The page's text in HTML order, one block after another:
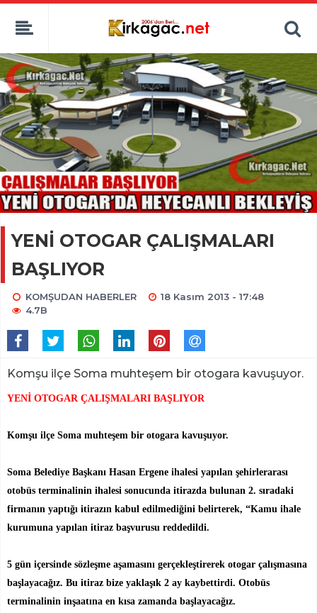
YENİ OTOGAR ÇALIŞMALARI
BAŞLIYOR
KOMŞUDAN HABERLER
18 Kasım 2013 - 17:48
4.7B
Komşu ilçe Soma muhteşem bir otogara kavuşuyor.
YENİ OTOGAR ÇALIŞMALARI BAŞLIYOR
Komşu ilçe Soma muhteşem bir otogara kavuşuyor.
Soma Belediye Başkanı Hasan Ergene ihalesi yapılan şehirlerarası
otobüs terminalinin ihalesi sonucunda itirazda bulunan 2. sıradaki
firmanın yaptığı itirazın kabul edilmediğini belirterek, “Kamu ihale
kurumuna yapılan itiraz başvurusu reddedildi.
5 gün içersinde sözleşme aşamasını gerçekleştirerek otogar çalışmasına
başlayacağız. Bu itiraz bize yaklaşık 2 ay kaybettirdi. Otobüs
terminalinin inşaatına en kısa zamanda başlayacağız.